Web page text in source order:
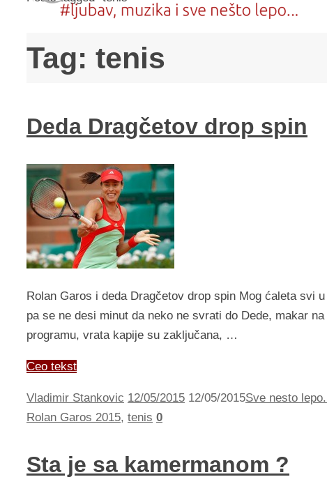
Tag: tenis
Deda Dragčetov drop spin
Rolan Garos i deda Dragčetov drop spin Mog ćaleta svi
pa se ne desi minut da neko ne svrati do Dede, makar
programu, vrata kapije su zaključana, …
Ceo tekst
Vladimir Stankovic 12/05/2015 12/05/2015Sve nesto
Rolan Garos 2015, tenis 0
Sta je sa kamermanom ?